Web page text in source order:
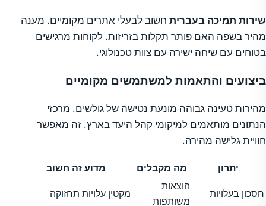
שירות תמיכה בעברית חשוב לבעלי אתרים מקומיים. מענה
מהיר בשפה האם פותר תקלות בזריזות. לקוחות מרגישים
בטוחים עם שיחה ישירה עם צוות טכנולוגי.
ביצועים והתאמות למשתמשים מקומיים
מהירות טעינה גבוהה מונעת נטישה של גולשים. מרכזי
הנתונים מותאמים למיקומי קהל היעד בארץ. זה מאפשר
חוויית גלישה מהירה.
יתרון מה מקבלים
מדוע זה חשוב
חסכון בעלויות
הוצאות
משותפות
מקטין עלויות תחזוקה